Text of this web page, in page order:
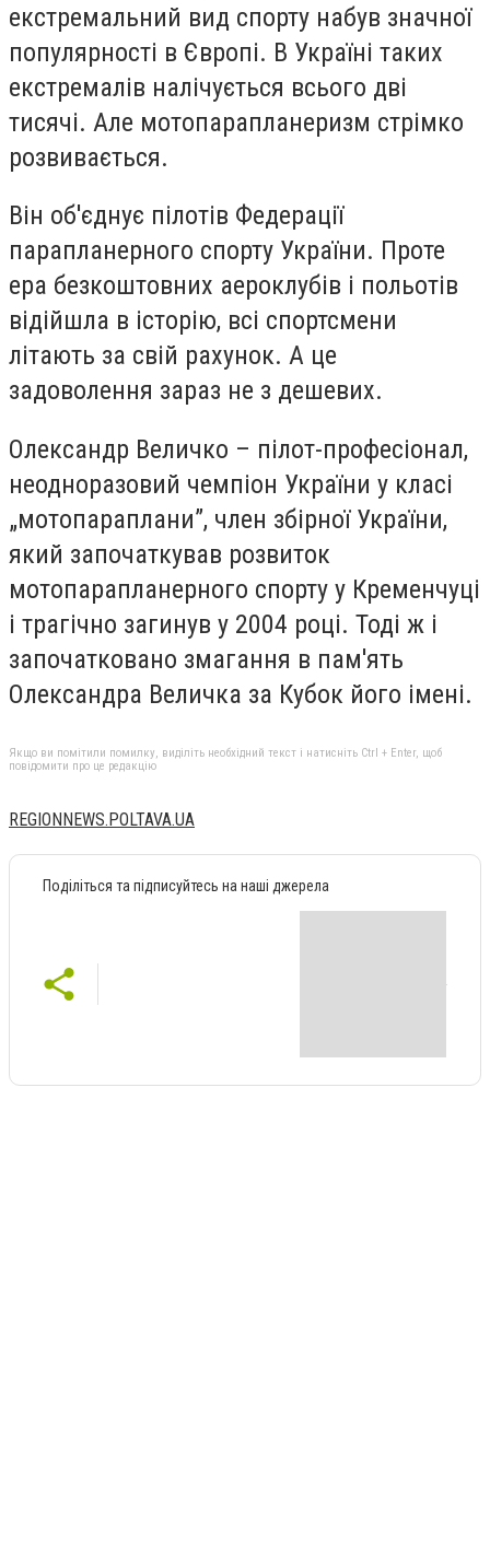
екстремальний вид спорту набув значної
популярності в Європі. В Україні таких
екстремалів налічується всього дві
тисячі. Але мотопарапланеризм стрімко
розвивається.
Він об'єднує пілотів Федерації
парапланерного спорту України. Проте
ера безкоштовних аероклубів і польотів
відійшла в історію, всі спортсмени
літають за свій рахунок. А це
задоволення зараз не з дешевих.
Олександр Величко – пілот-професіонал,
неодноразовий чемпіон України у класі
„мотопараплани”, член збірної України,
який започаткував розвиток
мотопарапланерного спорту у Кременчуці
і трагічно загинув у 2004 році. Тоді ж і
започатковано змагання в пам'ять
Олександра Величка за Кубок його імені.
Якщо ви помітили помилку, виділіть необхідний текст і натисніть Ctrl + Enter, щоб
повідомити про це редакцію
REGIONNEWS.POLTAVA.UA
Поділіться та підписуйтесь на наші джерела